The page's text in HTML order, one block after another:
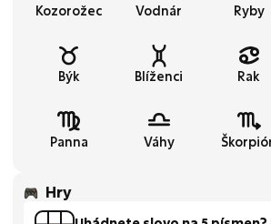
Kozorožec Vodnár Ryby
Býk Blíženci Rak
Panna Váhy
Hry